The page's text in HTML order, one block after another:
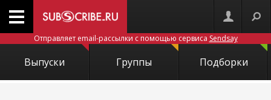
Отправляет email-рассылки с помощью сервиса Sendsay
Выпуски Группы Подборки